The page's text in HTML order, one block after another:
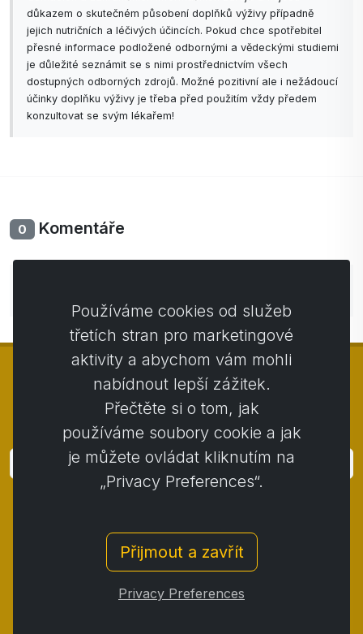
důkazem o skutečném působení doplňků výživy případně
jejich nutričních a léčivých účincích. Pokud chce spotřebitel
přesné informace podložené odbornými a vědeckými studiemi
je důležité seznámit se s nimi prostřednictvím všech
dostupných odborných zdrojů. Možné pozitivní ale i nežádoucí
účinky doplňku výživy je třeba před použitím vždy předem
konzultovat se svým lékařem!
0 Komentáře
© Copyright 2014 - 2026 Activstar
Kontakt / Obchodní podmínky
Ochrana osobních údajů
/ Reklamační řád
Reklamační protokol / Odstoupení od smlouvy
Cookies
Používáme cookies od služeb
třetích stran pro marketingové
aktivity a abychom vám mohli
nabídnout lepší zážitek.
Přečtěte si o tom, jak
používáme soubory cookie a jak
je můžete ovládat kliknutím na
„Privacy Preferences“.
Přijmout a zavřít
Privacy Preferences